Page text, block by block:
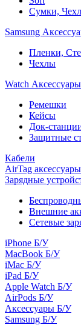
Сумки,
Samsung
Пленки,
Чехлы
Watch Аксессуары
Ремешки
Кейсы
Док-
Защитные
Кабели
AirTag аксессуары
Зарядные
Внешние
Сетевые
iPhone Б/У
MacBook Б/У
iMac Б/У
iPad Б/У
Apple Watch Б/У
AirPods Б/У
Аксессуары Б/У
Samsung Б/У